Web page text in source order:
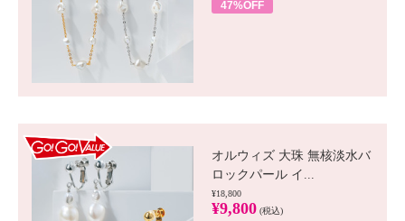
47%OFF
オルウィズ 大珠 無核淡水バ
ロックパール イ...
¥18,800
¥9,800 (税込)